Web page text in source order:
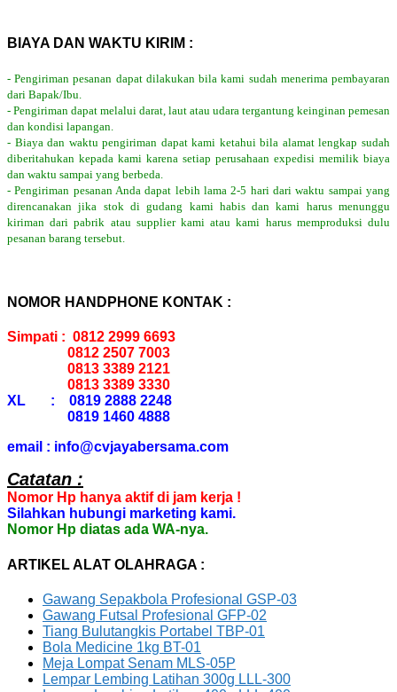
BIAYA DAN WAKTU KIRIM :
- Pengiriman pesanan dapat dilakukan bila kami sudah menerima pembayaran
dari Bapak/Ibu.
- Pengiriman dapat melalui darat, laut atau udara tergantung keinginan pemesan
dan kondisi lapangan.
- Biaya dan waktu pengiriman dapat kami ketahui bila alamat lengkap sudah
diberitahukan kepada kami karena setiap perusahaan expedisi memilik biaya
dan waktu sampai yang berbeda.
- Pengiriman pesanan Anda dapat lebih lama 2-5 hari dari waktu sampai yang
direncanakan jika stok di gudang kami habis dan kami harus menunggu
kiriman dari pabrik atau supplier kami atau kami harus memproduksi dulu
pesanan barang tersebut.
NOMOR HANDPHONE KONTAK :
Simpati : 0812 2999 6693
0812 2507 7003
0813 3389 2121
0813 3389 3330
XL : 0819 2888 2248
0819 1460 4888
email : info@cvjayabersama.com
Catatan :
Nomor Hp hanya aktif di jam kerja !
Silahkan hubungi marketing kami.
Nomor Hp diatas ada WA-nya.
ARTIKEL ALAT OLAHRAGA :
Gawang Sepakbola Profesional GSP-03
Gawang Futsal Profesional GFP-02
Tiang Bulutangkis Portabel TBP-01
Bola Medicine 1kg BT-01
Meja Lompat Senam MLS-05P
Lempar Lembing Latihan 300g LLL-300